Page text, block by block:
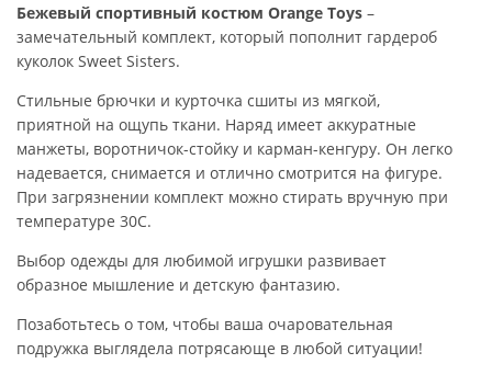
Бежевый спортивный костюм Orange Toys –
замечательный комплект, который пополнит гардероб
куколок Sweet Sisters.
Стильные брючки и курточка сшиты из мягкой,
приятной на ощупь ткани. Наряд имеет аккуратные
манжеты, воротничок-стойку и карман-кенгуру. Он легко
надевается, снимается и отлично смотрится на фигуре.
При загрязнении комплект можно стирать вручную при
температуре 30С.
Выбор одежды для любимой игрушки развивает
образное мышление и детскую фантазию.
Позаботьтесь о том, чтобы ваша очаровательная
подружка выглядела потрясающе в любой ситуации!